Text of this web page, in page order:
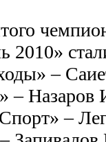
2010»
–
–
–